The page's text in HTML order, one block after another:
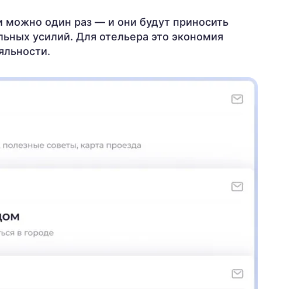
можно один раз — и они будут приносить
усилий. Для отельера это экономия